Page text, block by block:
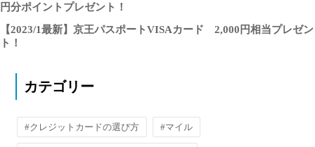
円分ポイントプレゼント！
【2023/1最新】京王パスポートVISAカード 2,000円相当プレゼン
ト！
カテゴリー
#クレジットカードの選び方 #マイル